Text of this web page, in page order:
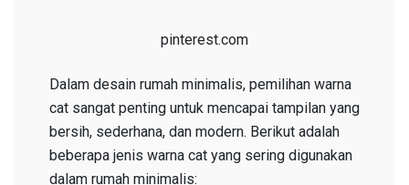
pinterest.com
Dalam desain rumah minimalis, pemilihan warna
cat sangat penting untuk mencapai tampilan yang
bersih, sederhana, dan modern. Berikut adalah
beberapa jenis warna cat yang sering digunakan
dalam rumah minimalis: